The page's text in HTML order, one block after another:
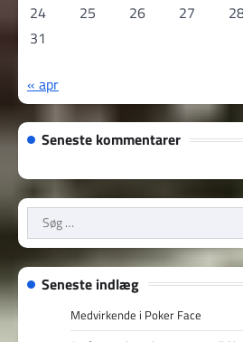
24
25 26 27
31
« apr
Seneste kommentarer
Søg
efter:
Seneste indlæg
Medvirkende i Poker Face